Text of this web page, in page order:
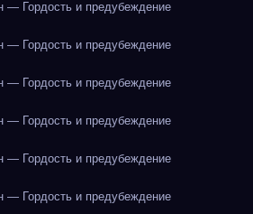
— Гордость и предубеждение
— Гордость и предубеждение
— Гордость и предубеждение
— Гордость и предубеждение
— Гордость и предубеждение
— Гордость и предубеждение